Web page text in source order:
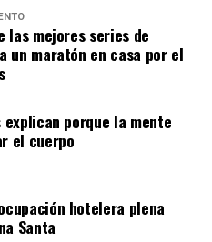
las mejores series de
un maratón en casa por el
porque la mente
el cuerpo
hotelera plena
Santa